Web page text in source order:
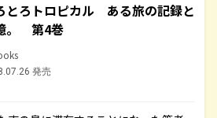
とろトロピカル ある旅の記録と
。 第4巻
発売